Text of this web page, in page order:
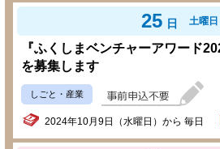
25 日 土曜日
『ふくしまベンチャーアワード
を募集します
しごと・産業
2024年10月9日（水曜日）から 毎日